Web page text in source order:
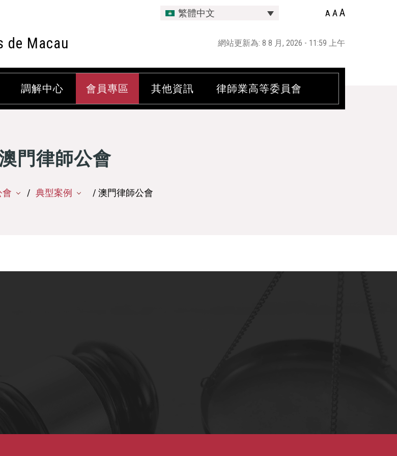
de Macau
繁體中文 A AA
網站更新為: 8 8 月, 2026 - 11:59 上午
調解中心 會員專區 其他資訊 律師業高等委員會
門律師公會
會 典型案例 / 澳門律師公會